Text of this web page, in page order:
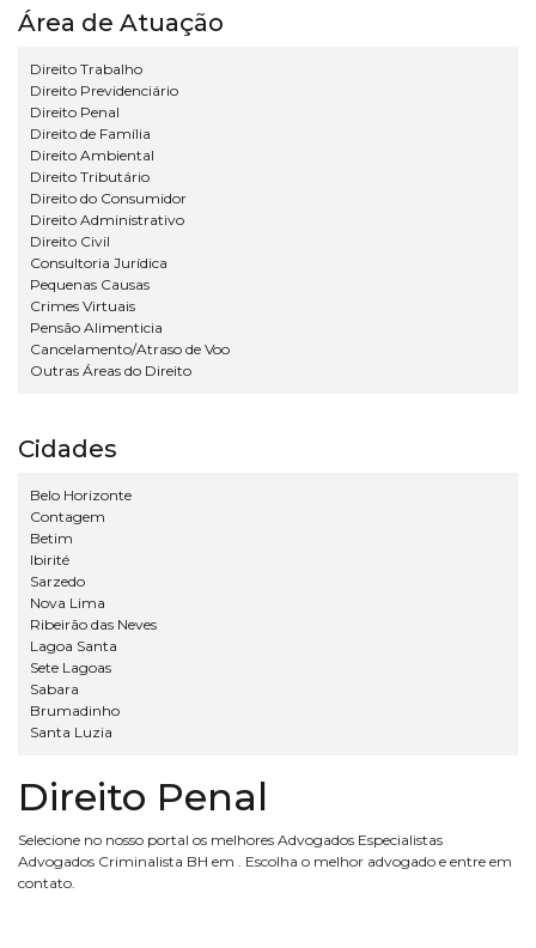
Área de Atuação
Direito Trabalho
Direito Previdenciário
Direito Penal
Direito de Família
Direito Ambiental
Direito Tributário
Direito do Consumidor
Direito Administrativo
Direito Civil
Consultoria Jurídica
Pequenas Causas
Crimes Virtuais
Pensão Alimenticia
Cancelamento/Atraso de Voo
Outras Áreas do Direito
Cidades
Belo Horizonte
Contagem
Betim
Ibirité
Sarzedo
Nova Lima
Ribeirão das Neves
Lagoa Santa
Sete Lagoas
Sabara
Brumadinho
Santa Luzia
Direito Penal
Selecione no nosso portal os melhores Advogados Especialistas
Advogados Criminalista BH em . Escolha o melhor advogado e entre em
contato.